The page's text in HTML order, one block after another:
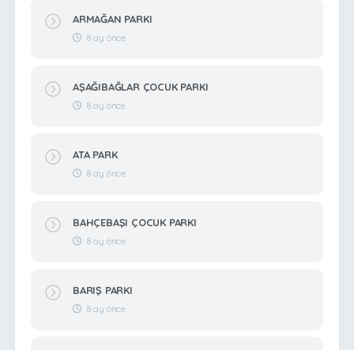
ARMAĞAN PARKI
8 ay önce
AŞAĞIBAĞLAR ÇOCUK PARKI
8 ay önce
ATA PARK
8 ay önce
BAHÇEBAŞI ÇOCUK PARKI
8 ay önce
BARIŞ PARKI
8 ay önce